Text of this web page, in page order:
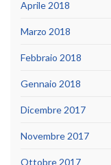
Aprile 2018
Marzo 2018
Febbraio 2018
Gennaio 2018
Dicembre 2017
Novembre 2017
Ottobre 2017